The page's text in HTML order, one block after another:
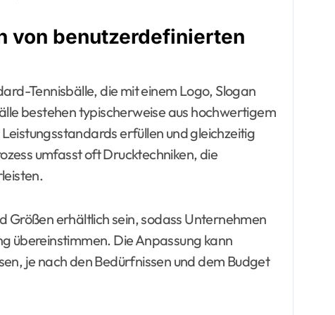
von benutzerdefinierten
Tennisbälle, die mit einem Logo, Slogan
bestehen typischerweise aus hochwertigem
erfüllen und gleichzeitig
umfasst oft Drucktechniken, die
Größen erhältlich sein, sodass Unternehmen
übereinstimmen. Die Anpassung kann
je nach den Bedürfnissen und dem Budget